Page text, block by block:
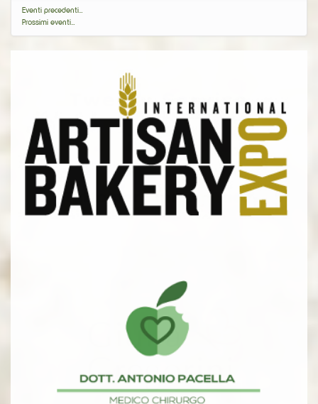
Eventi precedenti…
Prossimi eventi…